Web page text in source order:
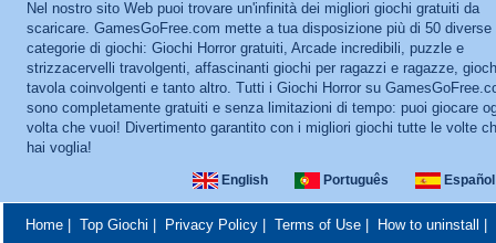
Nel nostro sito Web puoi trovare un'infinità dei migliori giochi gratuiti da
scaricare. GamesGoFree.com mette a tua disposizione più di 50 diverse
categorie di giochi: Giochi Horror gratuiti, Arcade incredibili, puzzle e
strizzacervelli travolgenti, affascinanti giochi per ragazzi e ragazze,
tavola coinvolgenti e tanto altro. Tutti i Giochi Horror su
sono completamente gratuiti e senza limitazioni di tempo: puoi giocare
volta che vuoi! Divertimento garantito con i migliori giochi tutte le volte
hai voglia!
English Português Español
Home| Top Giochi Privacy Policy| Terms of Use| How to uninstall